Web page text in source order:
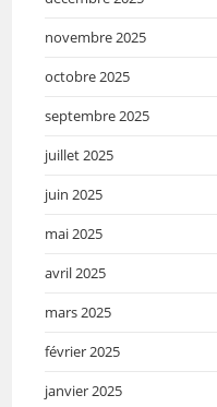
novembre 2025
octobre 2025
septembre 2025
juillet 2025
juin 2025
mai 2025
avril 2025
mars 2025
février 2025
janvier 2025